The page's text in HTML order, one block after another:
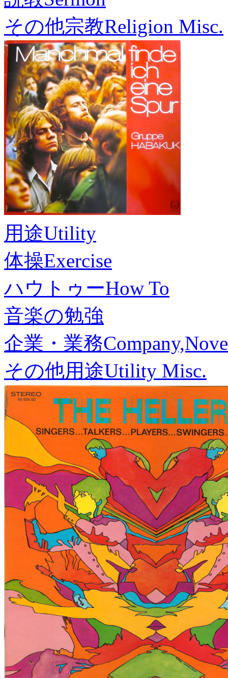
その他宗教Religion Misc.
用途Utility
体操Exercise
ハウトゥーHow To
音楽の勉強
企業・業務
その他用途Utility Misc.